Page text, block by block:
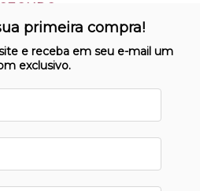
em ambiente
primeira compra!
e receba em seu e-mail um
exclusivo.